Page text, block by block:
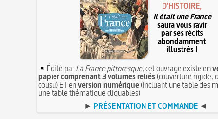
D'HISTOIRE,
Il était une France
saura vous ravir
par ses récits
abondamment
illustrés !
Édité parLa France pittoresque, cet ouvrage existe en
papier comprenant 3 volumes reliés(couverture rigide,
cousu) ET enversion numérique(incluant une table des
une table thématique cliquables)
► PRÉSENTATION ET COMMANDE ◄